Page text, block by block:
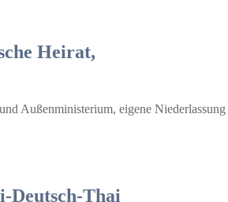
Heirat,
Außenministerium, eigene
Deutsch-Thai